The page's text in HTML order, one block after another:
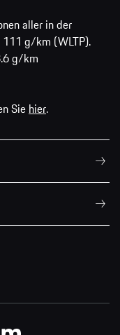
aller in der
g/km (WLTP).
g/km
Sie hier.